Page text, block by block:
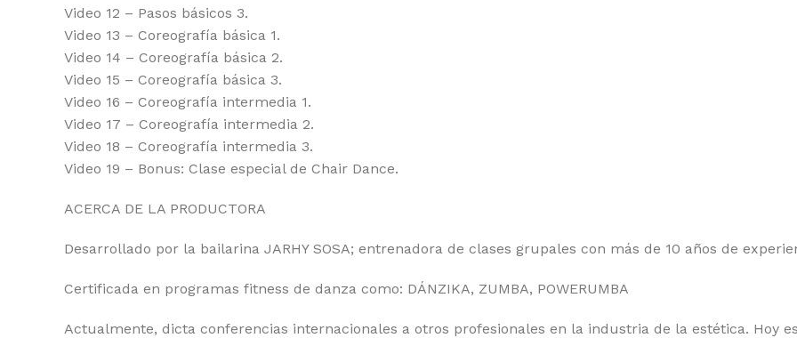
Video 12 – Pasos básicos 3.
Video 13 – Coreografía básica 1.
Video 14 – Coreografía básica 2.
Video 15 – Coreografía básica 3.
Video 16 – Coreografía intermedia 1.
Video 17 – Coreografía intermedia 2.
Video 18 – Coreografía intermedia 3.
Video 19 – Bonus: Clase especial de Chair Dance.
ACERCA DE LA PRODUCTORA
Desarrollado por la bailarina JARHY SOSA; entrenadora de clases grupales con más de 10 años de
Certificada en programas fitness de danza como: DÁNZIKA, ZUMBA, POWERUMBA
Actualmente, dicta conferencias internacionales a otros profesionales en la industria de la estética. Hoy